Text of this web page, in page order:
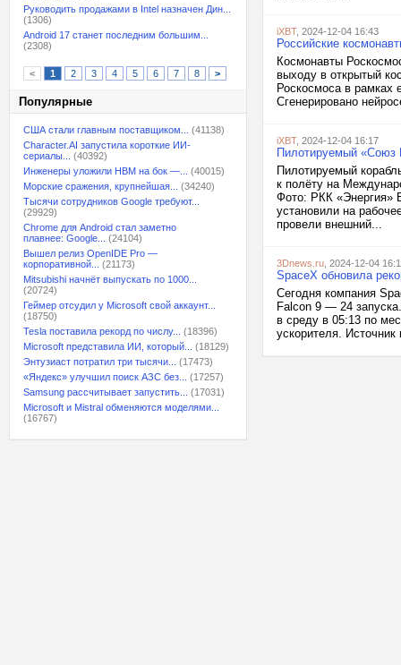
Руководить продажами в Intel назначен Дин...
(1306)
Android 17 станет последним большим...
(2308)
< 1 2 3 4 5 6 7 8 >
Популярные
США стали главным поставщиком...
(41138)
Character.AI запустила короткие ИИ-
сериалы...
(40392)
Инженеры уложили HBM на бок —...
(40015)
Морские сражения, крупнейшая...
(34240)
Тысячи сотрудников Google требуют...
(29929)
Chrome для Android стал заметно
плавнее: Google...
(24104)
Вышел релиз OpenIDE Pro —
корпоративной...
(21173)
Mitsubishi начнёт выпускать по 1000...
(20724)
Геймер отсудил у Microsoft свой аккаунт...
(18750)
Tesla поставила рекорд по числу...
(18396)
Microsoft представила ИИ, который...
(18129)
Энтузиаст потратил три тысячи...
(17473)
«Яндекс» улучшил поиск АЗС без...
(17257)
Samsung рассчитывает запустить...
(17031)
Microsoft и Mistral обменяются моделями...
(16767)
iXBT, 2024-12-04 16:43
Российские
Космонавты
выходу в открытый
Роскосмоса в рамках
Сгенерировано
iXBT, 2024-12-04 16:17
Пилотируемый «Союз
Пилотируемый
к полёту на
Фото: РКК «Энергия»
установили на
провели внешний...
3Dnews.ru , 2024-12-04
SpaceX обновила
Сегодня компания
Falcon 9 — 24
в среду в 05:13 по
ускорителя.